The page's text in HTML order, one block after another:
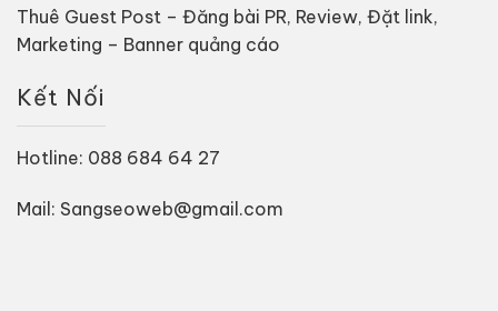
Thuê Guest Post – Đăng bài PR, Review, Đặt link,
Marketing – Banner quảng cáo
Kết Nối
Hotline: 088 684 64 27
Mail: Sangseoweb@gmail.com